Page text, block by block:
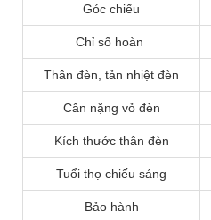
Góc chiếu
Chỉ số hoàn
Thân đèn, tản nhiệt đèn
Cân nặng vỏ đèn
Kích thước thân đèn
Tuổi thọ chiếu sáng
Bảo hành